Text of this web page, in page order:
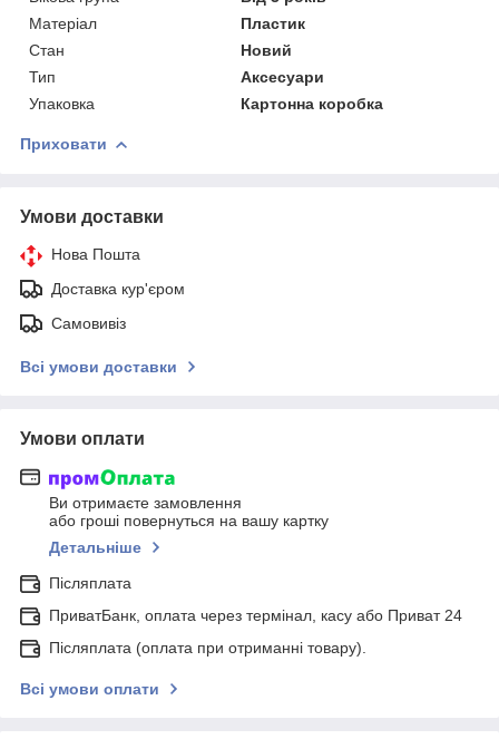
Матеріал
Пластик
Стан
Новий
Тип
Аксесуари
Упаковка
Картонна коробка
Приховати
Умови доставки
Нова Пошта
Доставка кур'єром
Самовивіз
Всі умови доставки
Умови оплати
Ви отримаєте замовлення
або гроші повернуться на вашу картку
Детальніше
Післяплата
ПриватБанк, оплата через термінал, касу або Приват 24
Післяплата (оплата при отриманні товару).
Всі умови оплати